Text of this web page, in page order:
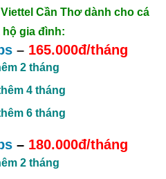
Cần Thơdành cho cá
hộ gia đình:
– 165.000đ/tháng
2 tháng
4 tháng
6 tháng
– 180.000đ/tháng
2 tháng